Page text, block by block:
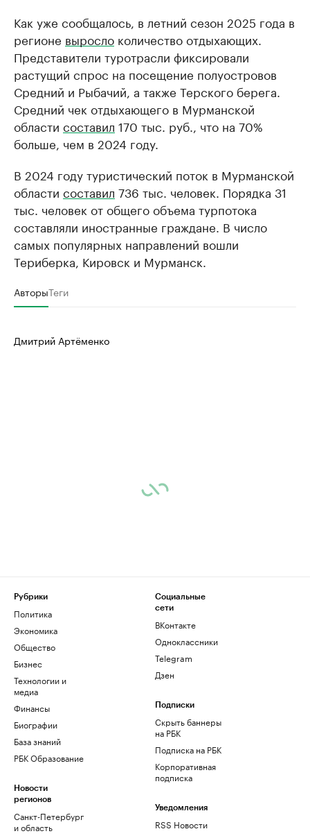
Как уже сообщалось, в летний сезон 2025 года в
регионе выросло количество отдыхающих.
Представители туротрасли фиксировали
растущий спрос на посещение полуостровов
Средний и Рыбачий, а также Терского берега.
Средний чек отдыхающего в Мурманской
области составил 170 тыс. руб., что на 70%
больше, чем в 2024 году.
В 2024 году туристический поток в Мурманской
области составил 736 тыс. человек. Порядка 31
тыс. человек от общего объема турпотока
составляли иностранные граждане. В число
самых популярных направлений вошли
Териберка, Кировск и Мурманск.
АвторыТеги
Дмитрий Артёменко
Рубрики
Политика
Экономика
Общество
Бизнес
Технологии и
медиа
Финансы
Биографии
База знаний
РБК Образование
Новости
регионов
Санкт-Петербург
и область
Социальные
сети
ВКонтакте
Одноклассники
Telegram
Дзен
Подписки
Скрыть баннеры
на РБК
Подписка на РБК
Корпоративная
подписка
Уведомления
RSS Новости